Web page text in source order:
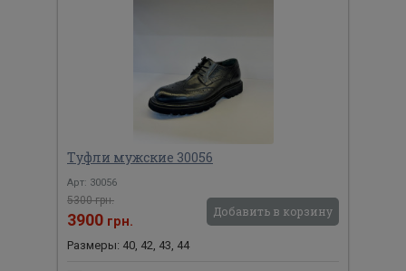
Туфли мужские 30056
Арт: 30056
5300 грн.
3900 грн.
Добавить в корзину
Размеры: 40, 42, 43, 44